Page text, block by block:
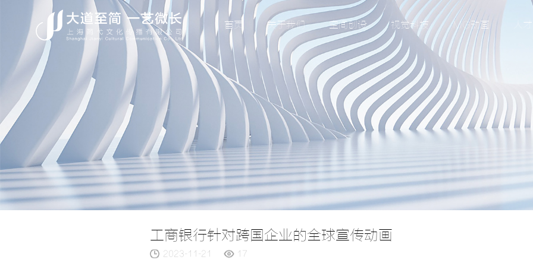
首页 关于我们 空间创设 视觉科技 MG动画 人
工商银行针对跨国企业的全球宣传动画
2023-11-21 17